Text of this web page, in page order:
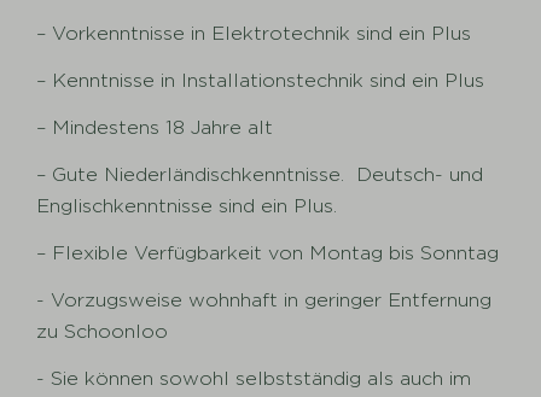
– Vorkenntnisse in Elektrotechnik sind ein Plus
– Kenntnisse in Installationstechnik sind ein Plus
– Mindestens 18 Jahre alt
– Gute Niederländischkenntnisse. Deutsch- und
Englischkenntnisse sind ein Plus.
– Flexible Verfügbarkeit von Montag bis Sonntag
- Vorzugsweise wohnhaft in geringer Entfernung
zu Schoonloo
- Sie können sowohl selbstständig als auch im